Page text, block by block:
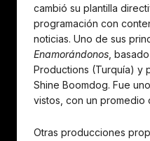
cambió su plantilla
programación con
noticias. Uno de sus
Enamorándonos ,
Productions (Turquía) y
Shine Boomdog. Fue
vistos, con un promedio
Otras producciones